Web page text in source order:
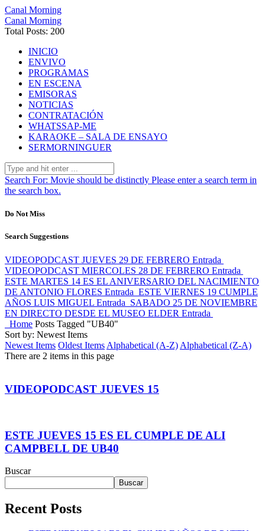
Canal Morning
Canal Morning
Total Posts: 200
INICIO
ENVIVO
PROGRAMAS
EN ESCENA
EMISORAS
NOTICIAS
CONTRATACIÓN
WHATSSAP-ME
KARAOKE – SALA DE ENSAYO
SERMORNINGUER
Search For: Movie should be distinctly Please enter a search term in
the search box.
Do Not Miss
Search Suggestions
VIDEOPODCAST JUEVES 29 DE FEBRERO Entrada
VIDEOPODCAST MIERCOLES 28 DE FEBRERO Entrada
ESTE MARTES 14 ES EL ANIVERSARIO DEL NACIMIENTO
DE ANTONIO FLORES Entrada ESTE VIERNES 19 CUMPLE
AÑOS LUIS MIGUEL Entrada SABADO 25 DE NOVIEMBRE
EN DIRECTO DESDE EL MUSEO ELDER Entrada
Home Posts Tagged "UB40"
Sort by: Newest Items
Newest Items Oldest Items Alphabetical (A-Z) Alphabetical (Z-A)
There are 2 items in this page
VIDEOPODCAST JUEVES 15
ESTE JUEVES 15 ES EL CUMPLE DE ALI
CAMPBELL DE UB40
Buscar
Buscar
Recent Posts